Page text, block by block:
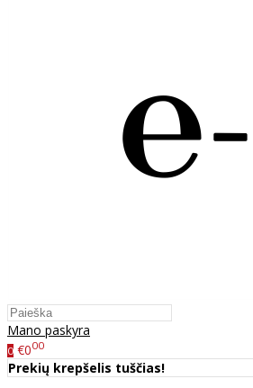
Mano paskyra
0 €000
Prekių krepšelis tuščias!